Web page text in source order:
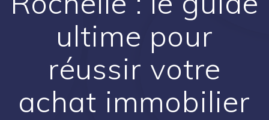
ultime pour
réussir votre
achat immobilier